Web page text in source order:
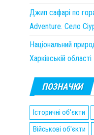
Джип сафарі по
Adventure. Село
Національний
Харківській області
ПОЗНАЧКИ
Історичні об'єкти
Військові об'єкти